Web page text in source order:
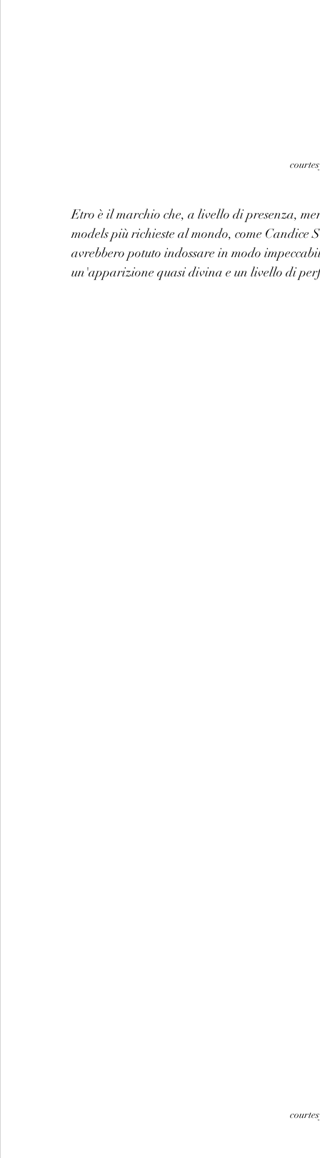
Etro è il marchio che, a livello di presenza,
models più richieste al mondo, come
avrebbero potuto indossare in modo
un'apparizione quasi divina e un livello di